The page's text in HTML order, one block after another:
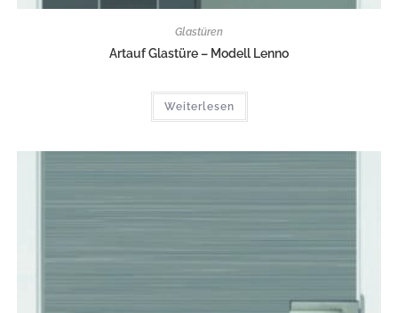
Glastüren
Artauf Glastüre – Modell Lenno
Weiterlesen